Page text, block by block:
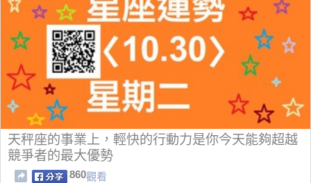
天秤座的事業上，輕快的行動力是你今天能夠超越
競爭者的最大優勢
860觀看